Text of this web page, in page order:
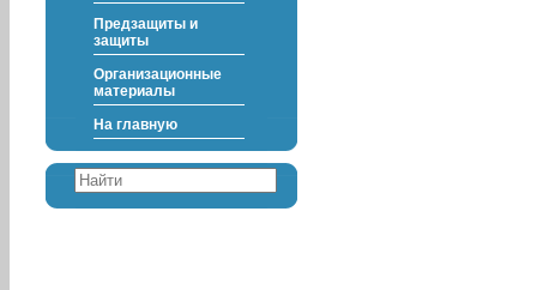
Предзащиты и
защиты
Организационные
материалы
На главную